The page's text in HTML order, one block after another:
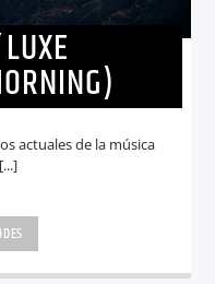
actuales de la música